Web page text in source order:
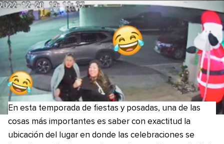
En esta temporada de fiestas y posadas, una de las
cosas más importantes es saber con exactitud la
ubicación del lugar en donde las celebraciones se